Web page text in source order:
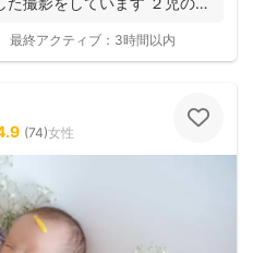
最終アクティブ： 3時間以内
(74)女性